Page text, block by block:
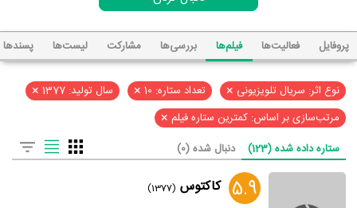
پروفایل فعالیت‌ها فیلم‌ها بررسی‌ها مشارکت لیست‌ها پسند‌ها
نوع اثر: سریال تلویزیونی × تعداد ستاره: 10 × سال تولید: 1377 ×
مرتب‌سازی بر اساس: کمترین ستاره فیلم ×
ستاره داده شده (123) دنبال شده (0)
5.9 کاکتوس (1377)